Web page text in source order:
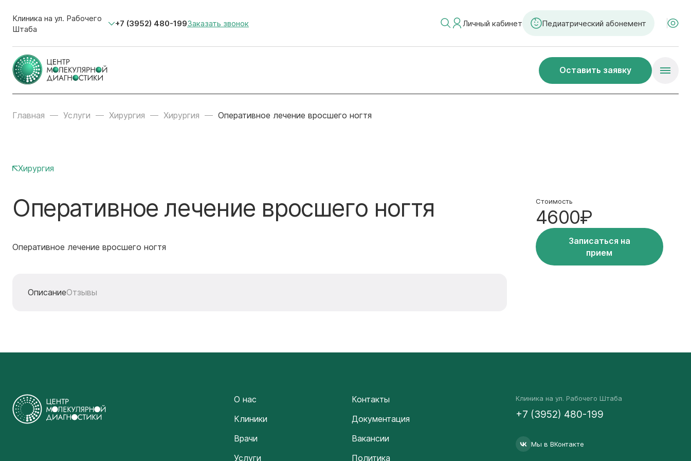
Клиника на ул. Рабочего
Штаба
+7 (3952) 480-199Заказать звонок Личный кабинет Педиатрический абонемент
Оставить заявку
Главная Услуги Хирургия Хирургия Оперативное лечение вросшего ногтя
Хирургия
Оперативное лечение вросшего ногтя
Оперативное лечение вросшего ногтя
ОписаниеОтзывы
Стоимость
4600₽
Записаться на
прием
О нас
Клиники
Врачи
Услуги
Контакты
Документация
Вакансии
Политика
Клиника на ул. Рабочего Штаба
+7 (3952) 480-199
Мы в ВКонтакте